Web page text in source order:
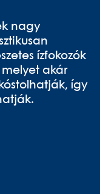
nagy
ízfokozók
melyet akár
így